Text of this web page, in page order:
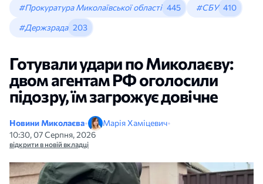
#Прокуратура Миколаївської області 445 #СБУ 410
#Держзрада 203
Готували удари по Миколаєву:
двом агентам РФ оголосили
підозру, їм загрожує довічне
Новини Миколаєва• Марія Хаміцевич•
10:30, 07 Серпня, 2026
відкрити в новій вкладці